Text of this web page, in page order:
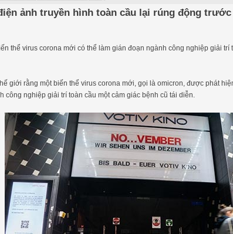
ảnh truyền hình toàn cầu lại rúng động
thể virus corona mới có thể làm gián đoạn ngành công nghiệp giải
giới rằng một biến thể virus corona mới, gọi là omicron, được phát
công nghiệp giải trí toàn cầu một cảm giác bệnh cũ tái diễn.